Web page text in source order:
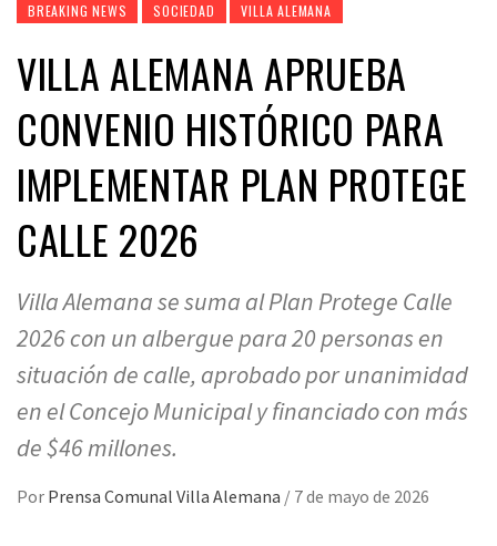
BREAKING NEWS SOCIEDAD VILLA ALEMANA
VILLA ALEMANA APRUEBA
CONVENIO HISTÓRICO PARA
IMPLEMENTAR PLAN PROTEGE
CALLE 2026
Villa Alemana se suma al Plan Protege Calle
2026 con un albergue para 20 personas en
situación de calle, aprobado por unanimidad
en el Concejo Municipal y financiado con más
de $46 millones.
Por Prensa Comunal Villa Alemana / 7 de mayo de 2026